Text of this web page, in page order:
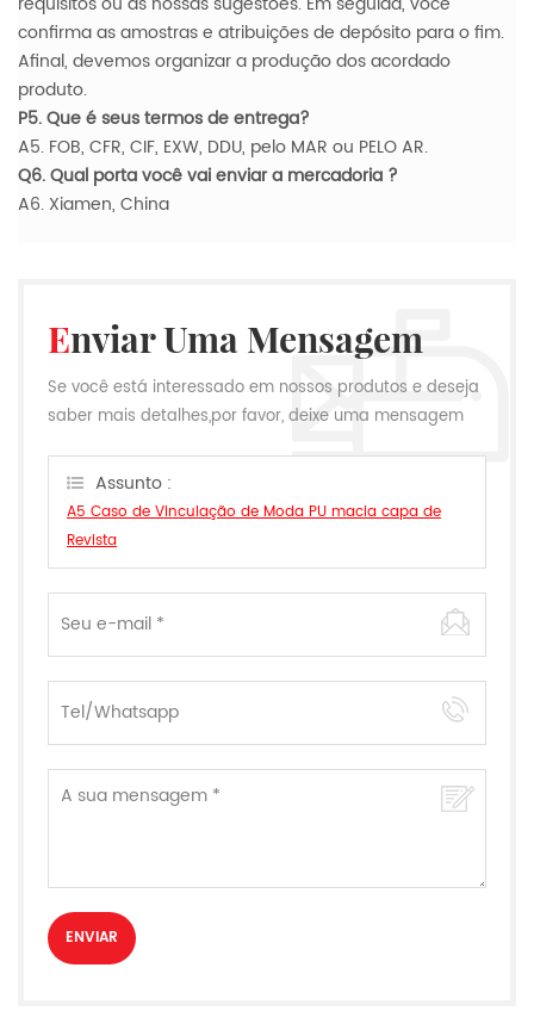
confirma as amostras e atribuições de depósito para o fim.
Afinal, devemos organizar a produção dos acordado
produto.
P5. Que é seus termos de entrega?
A5. FOB, CFR, CIF, EXW, DDU, pelo MAR ou PELO AR.
Q6. Qual porta você vai enviar a mercadoria ?
A6. Xiamen, China
Enviar Uma Mensagem
Se você está interessado em nossos produtos e deseja
saber mais detalhes,por favor, deixe uma mensagem
Assunto :
A5 Caso de Vinculação de Moda PU macia capa de
Revista